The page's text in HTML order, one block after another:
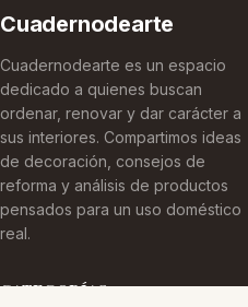
Cuadernodearte
Cuadernodearte es un espacio
dedicado a quienes buscan
ordenar, renovar y dar carácter a
sus interiores. Compartimos ideas
de decoración, consejos de
reforma y análisis de productos
pensados para un uso doméstico
real.
CATEGORÍAS